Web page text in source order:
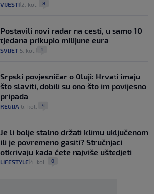
VIJESTI 2. kol. 8
Postavili novi radar na cesti, u samo 10
tjedana prikupio milijune eura
SVIJET 5. kol. 1
Srpski povjesničar o Oluji: Hrvati imaju
što slaviti, dobili su ono što im povijesno
pripada
REGIJA 6. kol. 4
Je li bolje stalno držati klimu uključenom
ili je povremeno gasiti? Stručnjaci
otkrivaju kada ćete najviše uštedjeti
LIFESTYLE 4. kol. 0